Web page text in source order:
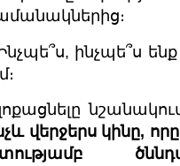
ինչպե՞ս
վերջերս կինը,